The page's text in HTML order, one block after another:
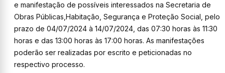
e manifestação de possíveis interessados na Secretaria de
Obras Públicas,Habitação, Segurança e Proteção Social, pelo
prazo de 04/07/2024 à 14/07/2024, das 07:30 horas às 11:30
horas e das 13:00 horas às 17:00 horas. As manifestações
poderão ser realizadas por escrito e peticionadas no
respectivo processo.